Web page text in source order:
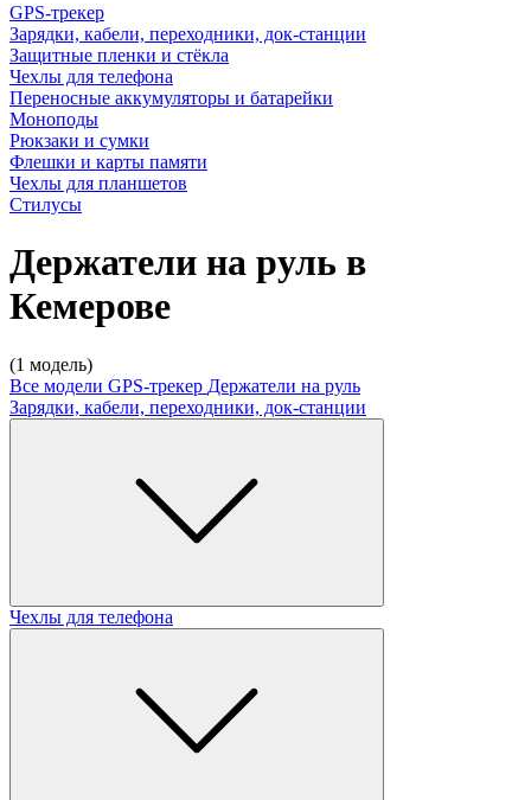
GPS-трекер
Зарядки, кабели, переходники, док-станции
Защитные пленки и стёкла
Чехлы для телефона
Переносные аккумуляторы и батарейки
Моноподы
Рюкзаки и сумки
Флешки и карты памяти
Чехлы для планшетов
Стилусы
Держатели на руль в
Кемерове
(1 модель)
Все модели GPS-трекер Держатели на руль
Зарядки, кабели, переходники, док-станции
Чехлы для телефона